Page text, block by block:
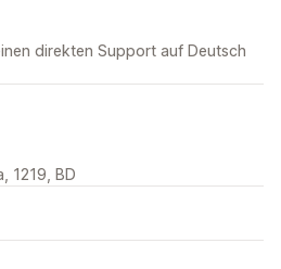
direkten Support auf Deutsch
1219, BD